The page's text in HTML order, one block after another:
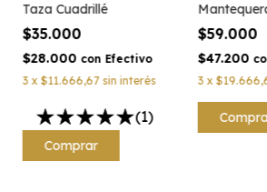
Taza Cuadrillé
$35.000
$28.000 con Efectivo
3 x$11.666,67 sin interés
(1)
$59.000
$47.200
3 x